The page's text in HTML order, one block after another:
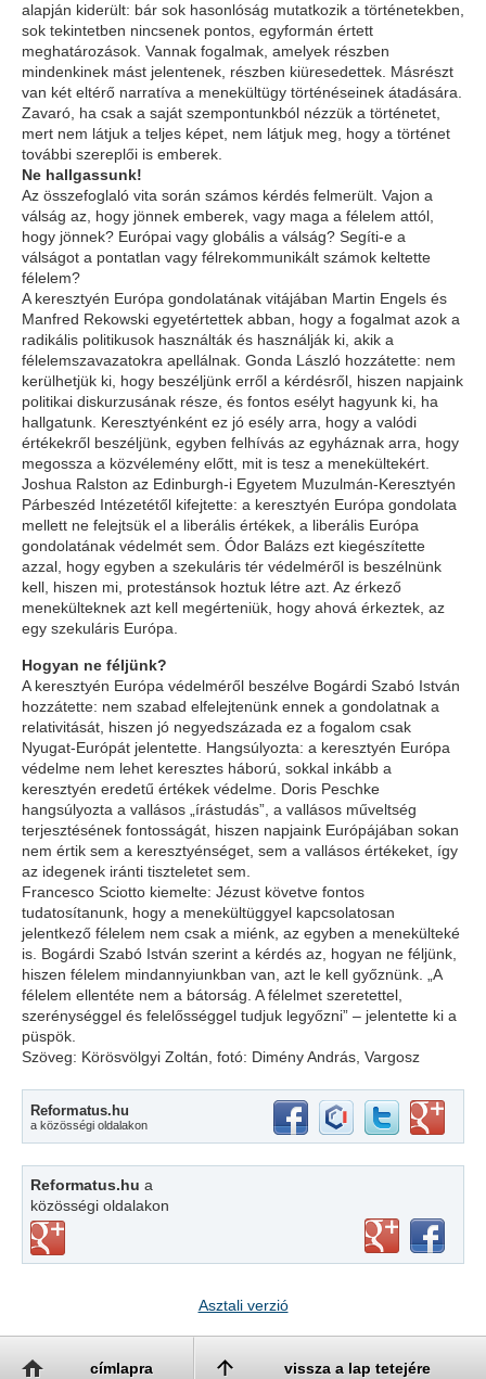
alapján kiderült: bár sok hasonlóság mutatkozik a történetekben,
sok tekintetben nincsenek pontos, egyformán értett
meghatározások. Vannak fogalmak, amelyek részben
mindenkinek mást jelentenek, részben kiüresedettek. Másrészt
van két eltérő narratíva a menekültügy történéseinek átadására.
Zavaró, ha csak a saját szempontunkból nézzük a történetet,
mert nem látjuk a teljes képet, nem látjuk meg, hogy a történet
további szereplői is emberek.
Ne hallgassunk!
Az összefoglaló vita során számos kérdés felmerült. Vajon a
válság az, hogy jönnek emberek, vagy maga a félelem attól,
hogy jönnek? Európai vagy globális a válság? Segíti-e a
válságot a pontatlan vagy félrekommunikált számok keltette
félelem?
A keresztyén Európa gondolatának vitájában Martin Engels és
Manfred Rekowski egyetértettek abban, hogy a fogalmat azok a
radikális politikusok használták és használják ki, akik a
félelemszavazatokra apellálnak. Gonda László hozzátette: nem
kerülhetjük ki, hogy beszéljünk erről a kérdésről, hiszen napjaink
politikai diskurzusának része, és fontos esélyt hagyunk ki, ha
hallgatunk. Keresztyénként ez jó esély arra, hogy a valódi
értékekről beszéljünk, egyben felhívás az egyháznak arra, hogy
megossza a közvélemény előtt, mit is tesz a menekültekért.
Joshua Ralston az Edinburgh-i Egyetem Muzulmán-Keresztyén
Párbeszéd Intézetétől kifejtette: a keresztyén Európa gondolata
mellett ne felejtsük el a liberális értékek, a liberális Európa
gondolatának védelmét sem. Ódor Balázs ezt kiegészítette
azzal, hogy egyben a szekuláris tér védelméről is beszélnünk
kell, hiszen mi, protestánsok hoztuk létre azt. Az érkező
menekülteknek azt kell megérteniük, hogy ahová érkeztek, az
egy szekuláris Európa.
Hogyan ne féljünk?
A keresztyén Európa védelméről beszélve Bogárdi Szabó István
hozzátette: nem szabad elfelejtenünk ennek a gondolatnak a
relativitását, hiszen jó negyedszázada ez a fogalom csak
Nyugat-Európát jelentette. Hangsúlyozta: a keresztyén Európa
védelme nem lehet keresztes háború, sokkal inkább a
keresztyén eredetű értékek védelme. Doris Peschke
hangsúlyozta a vallásos „írástudás”, a vallásos műveltség
terjesztésének fontosságát, hiszen napjaink Európájában sokan
nem értik sem a keresztyénséget, sem a vallásos értékeket, így
az idegenek iránti tiszteletet sem.
Francesco Sciotto kiemelte: Jézust követve fontos
tudatosítanunk, hogy a menekültüggyel kapcsolatosan
jelentkező félelem nem csak a miénk, az egyben a menekülteké
is. Bogárdi Szabó István szerint a kérdés az, hogyan ne féljünk,
hiszen félelem mindannyiunkban van, azt le kell győznünk. „A
félelem ellentéte nem a bátorság. A félelmet szeretettel,
szerénységgel és felelősséggel tudjuk legyőzni” – jelentette ki a
püspök.
Szöveg: Körösvölgyi Zoltán, fotó: Dimény András, Vargosz
Reformatus.hu
a közösségi oldalakon
Reformatus.hu a
közösségi oldalakon
Asztali verzió
címlapra vissza a lap tetejére